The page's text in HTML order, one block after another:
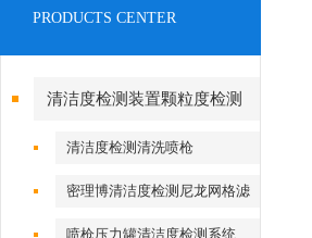
PRODUCTS CENTER
清洁度检测装置颗粒度检测
清洁度检测清洗喷枪
密理博清洁度检测尼龙网格滤
喷枪压力罐清洁度检测系统